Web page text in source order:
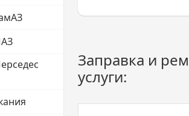
Заправка и
услуги: